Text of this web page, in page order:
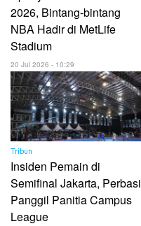
2026, Bintang-bintang
NBA Hadir di MetLife
Stadium
20 Jul 2026 - 10:29
Tribun
Insiden Pemain di
Semifinal Jakarta, Perbasi
Panggil Panitia Campus
League